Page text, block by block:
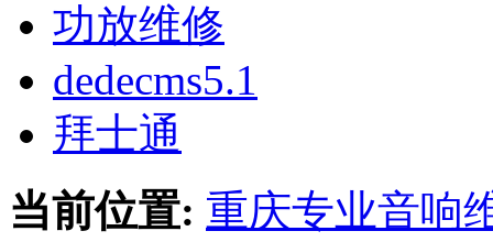
功放维修
dedecms5.1
拜士通
当前位置: 重庆专业音响